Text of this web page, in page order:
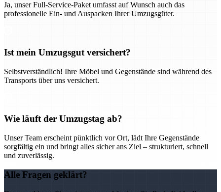
Ja, unser Full-Service-Paket umfasst auf Wunsch auch das
professionelle Ein- und Auspacken Ihrer Umzugsgüter.
Ist mein Umzugsgut versichert?
Selbstverständlich! Ihre Möbel und Gegenstände sind während des
Transports über uns versichert.
Wie läuft der Umzugstag ab?
Unser Team erscheint pünktlich vor Ort, lädt Ihre Gegenstände
sorgfältig ein und bringt alles sicher ans Ziel – strukturiert, schnell
und zuverlässig.
Alle Fragen geklärt?